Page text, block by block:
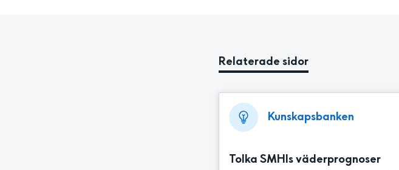
Relaterade sidor
Kunskapsbanken
Tolka SMHIs väderprognoser